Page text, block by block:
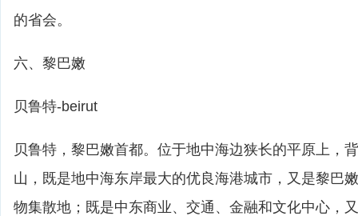
的省会。
六、黎巴嫩
贝鲁特-beirut
贝鲁特，黎巴嫩首都。位于地中海边狭长的平原上，
山，既是地中海东岸最大的优良海港城市，又是黎巴
物集散地；既是中东商业、交通、金融和文化中心，